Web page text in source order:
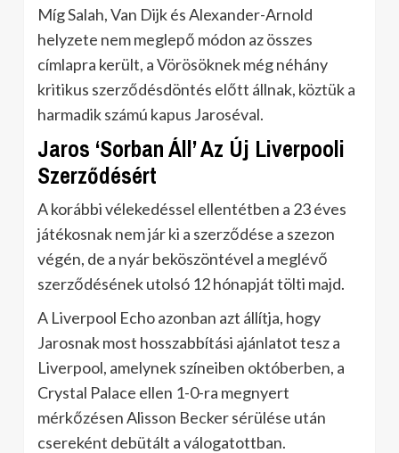
Míg Salah, Van Dijk és Alexander-Arnold
helyzete nem meglepő módon az összes
címlapra került, a Vörösöknek még néhány
kritikus szerződésdöntés előtt állnak, köztük a
harmadik számú kapus Jaroséval.
Jaros ‘Sorban Áll’ Az Új Liverpooli
Szerződésért
A korábbi vélekedéssel ellentétben a 23 éves
játékosnak nem jár ki a szerződése a szezon
végén, de a nyár beköszöntével a meglévő
szerződésének utolsó 12 hónapját tölti majd.
A Liverpool Echo azonban azt állítja, hogy
Jarosnak most hosszabbítási ajánlatot tesz a
Liverpool, amelynek színeiben októberben, a
Crystal Palace ellen 1-0-ra megnyert
mérkőzésen Alisson Becker sérülése után
csereként debütált a válogatottban.